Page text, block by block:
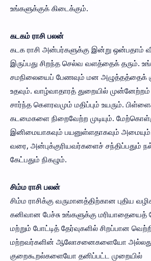
உங்களுக்குக் கிடைக்கும்.
கடகம் ராசி பலன்
கடக ராசி அன்பர்களுக்கு இன்று ஒன்பதாம்
இருப்பது சிறந்த செல்வ வளத்தைக் தரும்.
சமநிலையைப் பேணவும் மன அழுத்தத்தைக்
உதவும். வாழ்வாதாரத் துறையில் முன்னேற்றம்
சார்ந்த கௌரவமும் மதிப்பும் உயரும்.
கடமைகளை நிறைவேற்ற முடியும்.
இனிமையாகவும் பயனுள்ளதாகவும்
வரை, அன்புக்குரியவர்களைச் சந்திப்பதும்
கேட்பதும் நிகழும்.
சிம்ம ராசி பலன்
சிம்ம ராசிக்கு வருமானத்திற்கான புதிய
கனிவான பேச்சு உங்களுக்கு மரியாதையைத்
மற்றும் போட்டித் தேர்வுகளில் சிறப்பான
மற்றவர்களின் ஆலோசனைகளையோ
குறைகூறல்களையோ தனிப்பட்ட முறையில்